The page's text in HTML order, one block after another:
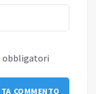
obbligatori